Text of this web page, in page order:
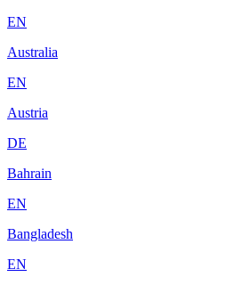
EN
Australia
EN
Austria
DE
Bahrain
EN
Bangladesh
EN